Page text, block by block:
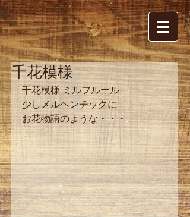
千花模様
千花模様 ミルフルール
少しメルヘンチックに
お花物語のような・・・